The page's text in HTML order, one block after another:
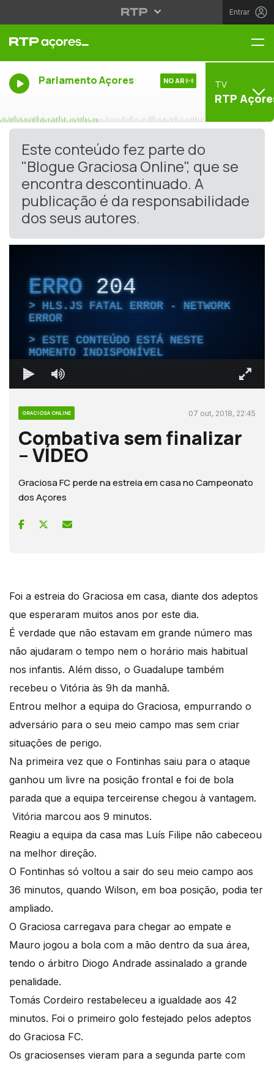
Entrar
Parlamento Açores NO AR TV
RTP
Este conteúdo fez parte do
"Blogue Graciosa Online", que se
encontra descontinuado. A
publicação é da responsabilidade
dos seus autores.
ERRO204
HLS.JS FATAL ERROR - NETWORK
ERROR
ESTE CONTEÚDO ESTÁ NESTE
MOMENTO INDISPONÍVEL
GRACIOSA ONLINE 07 out, 2018, 22:45
Combativa sem finalizar
– VÍDEO
Graciosa FC perde na estreia em casa no Campeonato
dos Açores
Foi a estreia do Graciosa em casa, diante dos adeptos
que esperaram muitos anos por este dia.
É verdade que não estavam em grande número mas
não ajudaram o tempo nem o horário mais habitual
nos infantis. Além disso, o Guadalupe também
recebeu o Vitória às 9h da manhã.
Entrou melhor a equipa do Graciosa, empurrando o
adversário para o seu meio campo mas sem criar
situações de perigo.
Na primeira vez que o Fontinhas saiu para o ataque
ganhou um livre na posição frontal e foi de bola
parada que a equipa terceirense chegou à vantagem.
Vitória marcou aos 9 minutos.
Reagiu a equipa da casa mas Luís Filipe não cabeceou
na melhor direção.
O Fontinhas só voltou a sair do seu meio campo aos
36 minutos, quando Wilson, em boa posição, podia ter
ampliado.
O Graciosa carregava para chegar ao empate e
Mauro jogou a bola com a mão dentro da sua área,
tendo o árbitro Diogo Andrade assinalado a grande
penalidade.
Tomás Cordeiro restabeleceu a igualdade aos 42
minutos. Foi o primeiro golo festejado pelos adeptos
do Graciosa FC.
Os graciosenses vieram para a segunda parte com